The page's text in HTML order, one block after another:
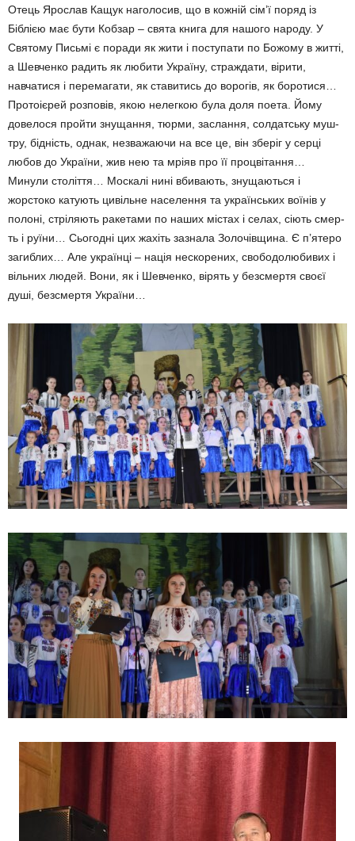
Отець Ярослав Кащук наголосив, що в кожній сім’ї поряд із
Біблією має бути Кобзар – свята книга для нашого народу. У
Святому Письмі є поради як жити і поступати по Божому в житті,
а Шевченко радить як люби­ти Україну, страждати, вірити,
навчатися і перемагати, як ставитись до ворогів, як боротися…
Протоієрей роз­по­вів, якою нелегкою була доля поета. Йому
довелося пройти знущання, тюрми, зас­лання, солдатську муш­
тру, бідність, однак, незважа­ючи на все це, він зберіг у серці
любов до України, жив нею та мріяв про її процві­тання…
Минули століття… Москалі нині вбивають, зну­щаються і
жорстоко катують цивільне населення та україн­­ських воїнів у
полоні, стріляють ракетами по на­ших містах і селах, сіють смер­
ть і руїни… Сьогодні цих жахіть зазнала Золочівщи­на. Є п’ятеро
загиблих… Але українці – нація нескорених, свободолюбивих і
вільних людей. Вони, як і Шевченко, ві­рять у безсмертя своєї
душі, безсмертя України…